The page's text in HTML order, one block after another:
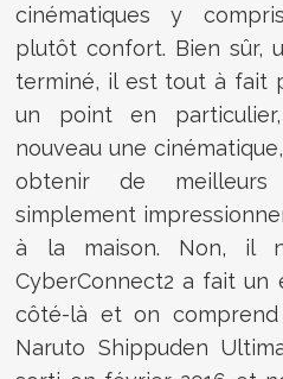
cinématiques y
plutôt confort. Bien sûr,
terminé, il est tout à fait
un point en
nouveau une
obtenir de
simplement
à la maison. Non, il
CyberConnect2 a fait
côté-là et on
Naruto Shippuden